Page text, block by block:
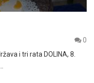
0
i tri rata DOLINA, 8.